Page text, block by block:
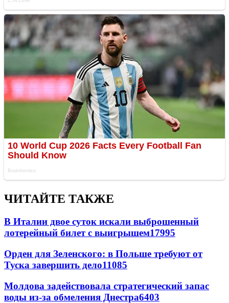
ЧИТАЙТЕ ТАКЖЕ
В Италии двое суток искали выброшенный
лотерейный билет с выигрышем17995
Орден для Зеленского: в Польше требуют от
Туска завершить дело11085
Молдова задействовала стратегический запас
воды из-за обмеления Днестра6403